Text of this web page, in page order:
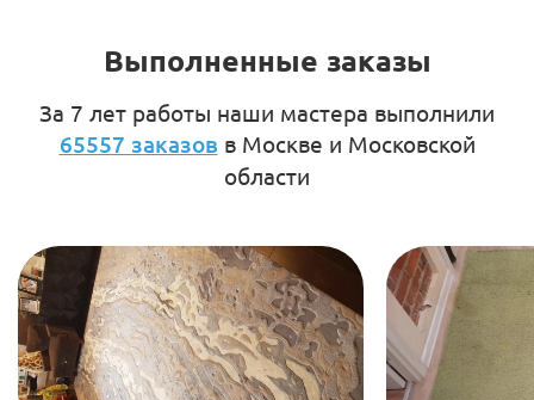
Выполненные заказы
За 7 лет работы наши мастера выполнили
65557 заказов в Москве и Московской
области